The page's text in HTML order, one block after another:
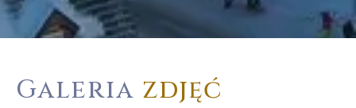
Galeria zdjęć